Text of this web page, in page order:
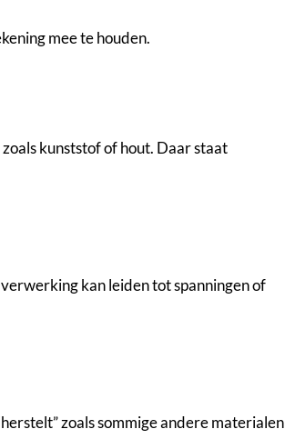
mee te houden.
kunststof of hout. Daar staat
kan leiden tot spanningen of
zoals sommige andere materialen